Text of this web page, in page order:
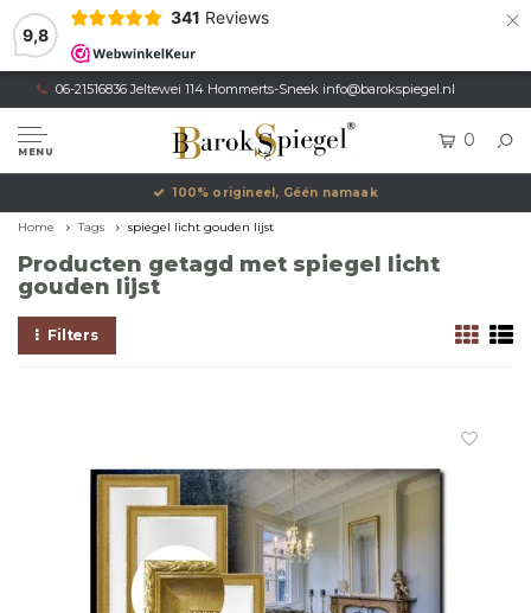
9,8
341 Reviews ×
06-21516836 Jeltewei 114 Hommerts-Sneek info@barokspiegel.nl
MENU
0
100% origineel, Géén namaak
Home Tags spiegel licht gouden lijst
Producten getagd met spiegel licht
gouden lijst
Filters